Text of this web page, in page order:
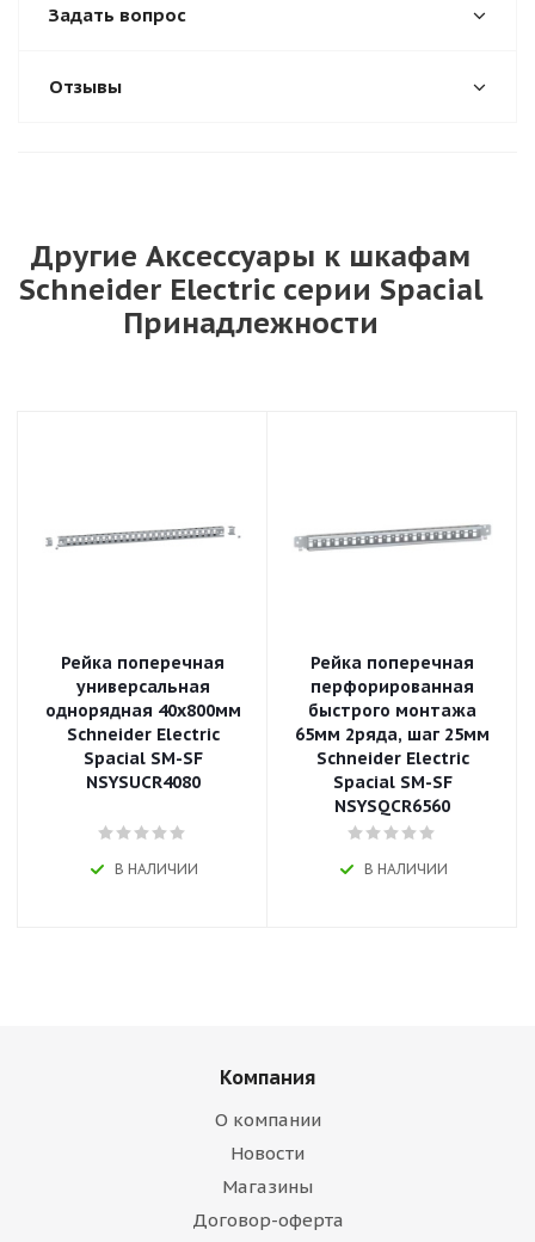
Задать вопрос
Отзывы
Другие Аксессуары к шкафам
Schneider Electric серии Spacial
Принадлежности
Рейка поперечная
универсальная
однорядная 40х800мм
Schneider Electric
Spacial SM-SF
NSYSUCR4080
В НАЛИЧИИ
Рейка поперечная
перфорированная
быстрого монтажа
65мм 2ряда, шаг 25мм
Schneider Electric
Spacial SM-SF
NSYSQCR6560
В НАЛИЧИИ
Компания
О компании
Новости
Магазины
Договор-оферта